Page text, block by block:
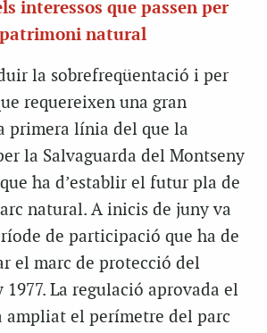
interessos que passen per
natural
la sobrefreqüentació i per
requereixen una gran
primera línia del que la
la Salvaguarda del Montseny
ha d’establir el futur pla de
natural. A inicis de juny va
de participació que ha de
el marc de protecció del
1977. La regulació aprovada el
ampliat el perímetre del parc